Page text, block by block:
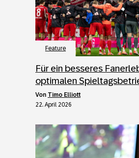
Feature
Für ein besseres
optimalen
von Timo Elliott
22. April 2026